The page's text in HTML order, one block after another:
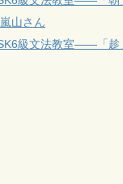
山さん
級文法教室——「趁